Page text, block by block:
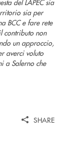
del LAPEC sia
sia per
BCC e fare rete
contributo non
un approccio,
averci voluto
a Salerno che
SHARE